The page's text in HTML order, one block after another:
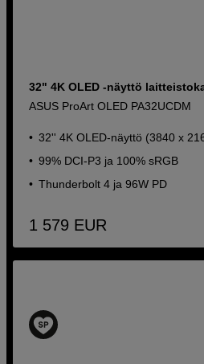
32" 4K OLED -näyttö
ASUS ProArt OLED PA32UCDM
32'' 4K OLED-näyttö (3840 x
99% DCI-P3 ja 100% sRGB
Thunderbolt 4 ja 96W PD
1 579 EUR